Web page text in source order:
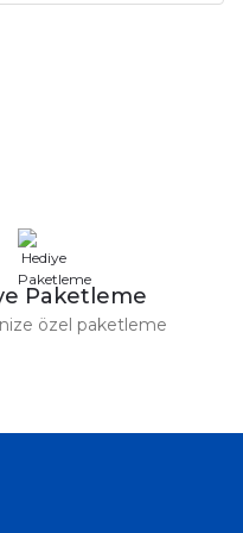
Paketleme
özel paketleme